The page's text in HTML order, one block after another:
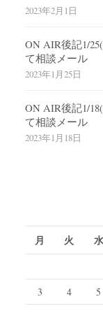
2023年2月1日
ON AIR後記1/
て相談メール
2023年1月25日
ON AIR後記1/
て相談メール
2023年1月18日
月 火 水
3
4 5